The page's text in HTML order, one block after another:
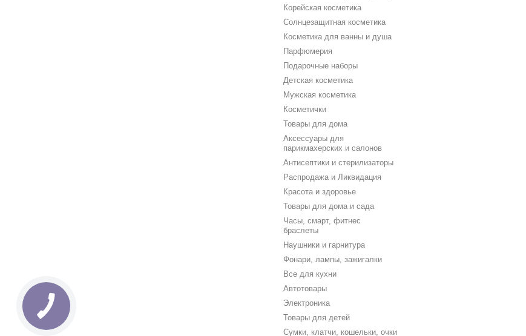
Корейская косметика
Солнцезащитная косметика
Косметика для ванны и душа
Парфюмерия
Подарочные наборы
Детская косметика
Мужская косметика
Косметички
Товары для дома
Аксессуары для
парикмахерских и салонов
Антисептики и стерилизаторы
Распродажа и Ликвидация
Красота и здоровье
Товары для дома и сада
Часы, смарт, фитнес
браслеты
Наушники и гарнитура
Фонари, лампы, зажигалки
Все для кухни
Автотовары
Электроника
Товары для детей
Сумки, клатчи, кошельки, очки